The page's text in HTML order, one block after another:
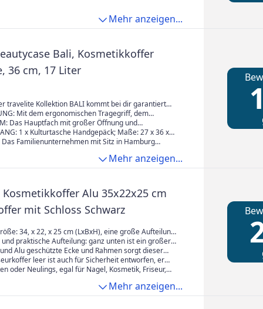
Mehr anzeigen...
Bali, Kosmetikkoffer
36 cm, 17 Liter
travelite Kollektion BALI kommt bei dir garantiert
auf. Die stabile ABS Hartschale im
überzeugt durch seine hohe Stabilität und bietet
allen Reisen
Mit dem ergonomischen Tragegriff, dem
und der praktischen Aufsteckfunktion ist
optimal ausgestattet
Das Hauptfach mit großer Öffnung und
mit Organizerfunktion bietet viel
1 x Kulturtasche Handgepäck; Maße: 27 x 36 x
Das Familienunternehmen mit Sitz in Hamburg
Mehr anzeigen...
Kosmetikkoffer Alu 35x22x25 cm
mit Schloss Schwarz
eine große Aufteilung
zwei Fächer rechts und links
praktische Aufteilung: ganz unten ist ein großer
sind zwei Aufteilungen in 2 Fächer rechts und links.
man auch individuell nach dem Bedarf die kleinen
verstellen
Alu geschützte Ecke und Rahmen sorgt dieser
Stabilität und Sicherheit, so dass dieser Make-
Bewegung/Transport nicht gekratzt
leer ist auch für Sicherheit entworfen, er
werden, 2 Schlüssel sind dabei
oder Neulings, egal für Nagel, Kosmetik, Friseur,
Schwarz mit Diamand-Form ist gerade der Koffer, den
Mehr anzeigen...